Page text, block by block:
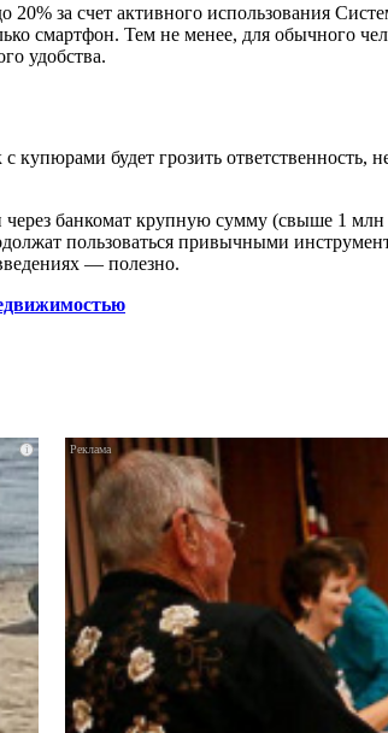
20% за счет активного использования
смартфон. Тем не менее, для обычного
удобства.
купюрами будет грозить ответственность,
банкомат крупную сумму (свыше 1
пользоваться привычными
— полезно.
i